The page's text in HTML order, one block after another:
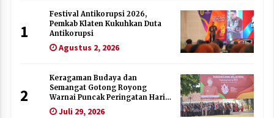
1
Festival Antikorupsi 2026,
Pemkab Klaten Kukuhkan Duta
Antikorupsi
Agustus 2, 2026
2
Keragaman Budaya dan
Semangat Gotong Royong
Warnai Puncak Peringatan Hari
Jadi Klaten ke-222
Juli 29, 2026